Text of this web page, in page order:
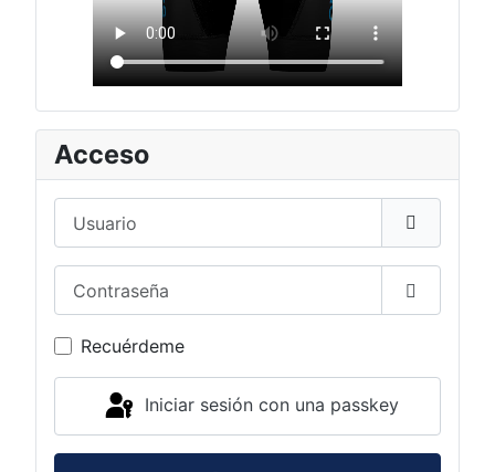
Acceso
Mostrar
Recuérdeme
Iniciar sesión con una passkey